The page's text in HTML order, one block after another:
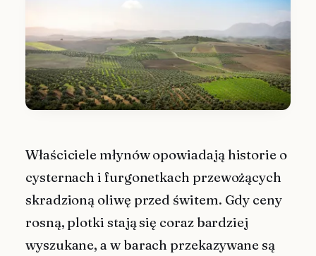
Właściciele młynów opowiadają historie o
cysternach i furgonetkach przewożących
skradzioną oliwę przed świtem. Gdy ceny
rosną, plotki stają się coraz bardziej
wyszukane, a w barach przekazywane są